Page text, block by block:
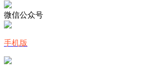
微信公众号
手机版